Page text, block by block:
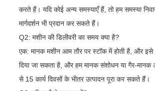
करते हैं। यदि कोई अन्य समस्याएँ हैं, तो हम समस्या
मार्गदर्शन भी प्रदान कर सकते हैं।
Q2: मशीन की डिलीवरी का समय क्या है?
एक: मानक मशीन आम तौर पर स्टॉक में होती है, और
दिया जा सकता है, और हम मानक संशोधन या गैर-
से 15 कार्य दिवसों के भीतर उत्पादन पूरा कर सकते हैं।